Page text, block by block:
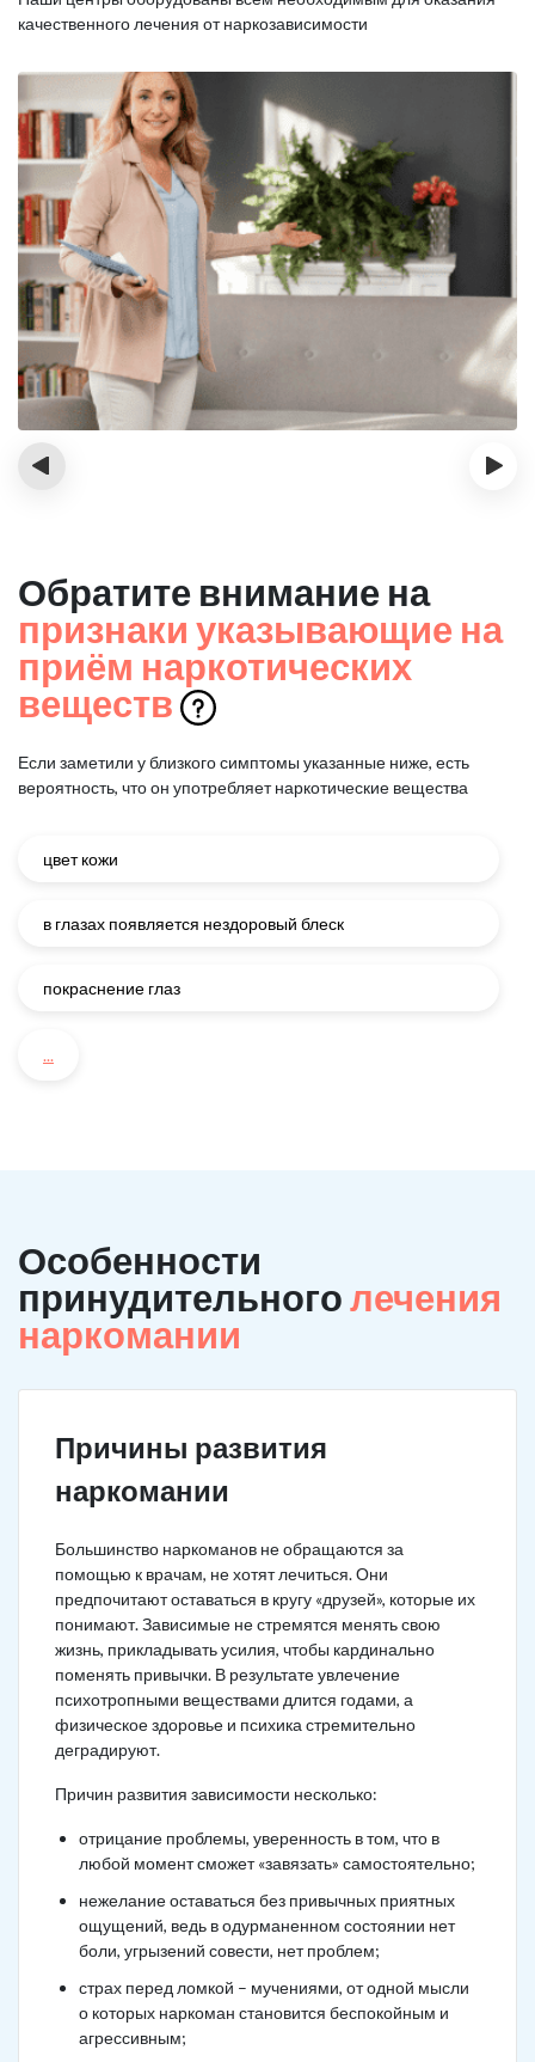
качественного лечения от наркозависимости
‹ ›
Обратите внимание на
признаки указывающие на
приём наркотических
веществ
Если заметили у близкого симптомы указанные ниже, есть
вероятность, что он употребляет наркотические вещества
цвет кожи
в глазах появляется нездоровый блеск
покраснение глаз
...
Особенности
принудительноголечения
наркомании
Причины развития
наркомании
Большинство наркоманов не обращаются за
помощью к врачам, не хотят лечиться. Они
предпочитают оставаться в кругу «друзей», которые их
понимают. Зависимые не стремятся менять свою
жизнь, прикладывать усилия, чтобы кардинально
поменять привычки. В результате увлечение
психотропными веществами длится годами, а
физическое здоровье и психика стремительно
деградируют.
Причин развития зависимости несколько:
отрицание проблемы, уверенность в том, что в
любой момент сможет «завязать» самостоятельно;
нежелание оставаться без привычных приятных
ощущений, ведь в одурманенном состоянии нет
боли, угрызений совести, нет проблем;
страх перед ломкой – мучениями, от одной мысли
о которых наркоман становится беспокойным и
агрессивным;